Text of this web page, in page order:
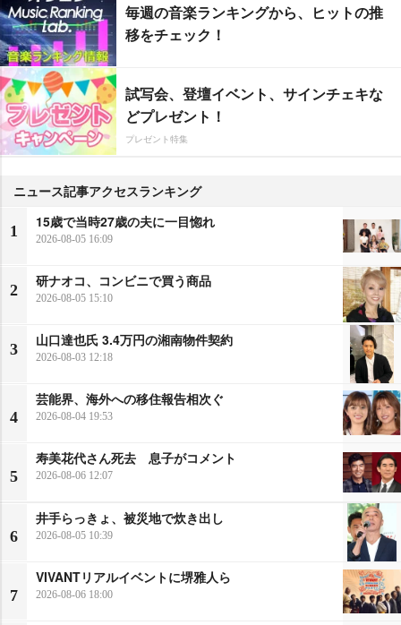
毎週の音楽ランキングから、ヒットの推
移をチェック！
試写会、登壇イベント、サインチェキな
どプレゼント！
プレゼント特集
ニュース記事アクセスランキング
1
15歳で当時27歳の夫に一目惚れ
2026-08-05 16:09
2
研ナオコ、コンビニで買う商品
2026-08-05 15:10
3
山口達也氏 3.4万円の湘南物件契約
2026-08-03 12:18
4
芸能界、海外への移住報告相次ぐ
2026-08-04 19:53
5
寿美花代さん死去 息子がコメント
2026-08-06 12:07
6
井手らっきょ、被災地で炊き出し
2026-08-05 10:39
7
VIVANTリアルイベントに堺雅人ら
2026-08-06 18:00